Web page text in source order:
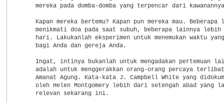
mereka pada domba-domba yang terpencar dari
Kapan mereka bertemu? Kapan pun mereka mau. Beberapa
menikmati doa pada saat subuh, beberapa lainnya lebih
hari. Lakukanlah eksperimen untuk menemukan waktu
     bagi Anda dan gereja Anda.
Ingat, intinya bukanlah untuk mengadakan pertemuan
adalah untuk menggerakkan orang-orang percaya
Amanat Agung. Kata-kata J. Campbell White yang
oleh Helen Montgomery lebih dari setengah abad yang
     relevan sekarang ini.